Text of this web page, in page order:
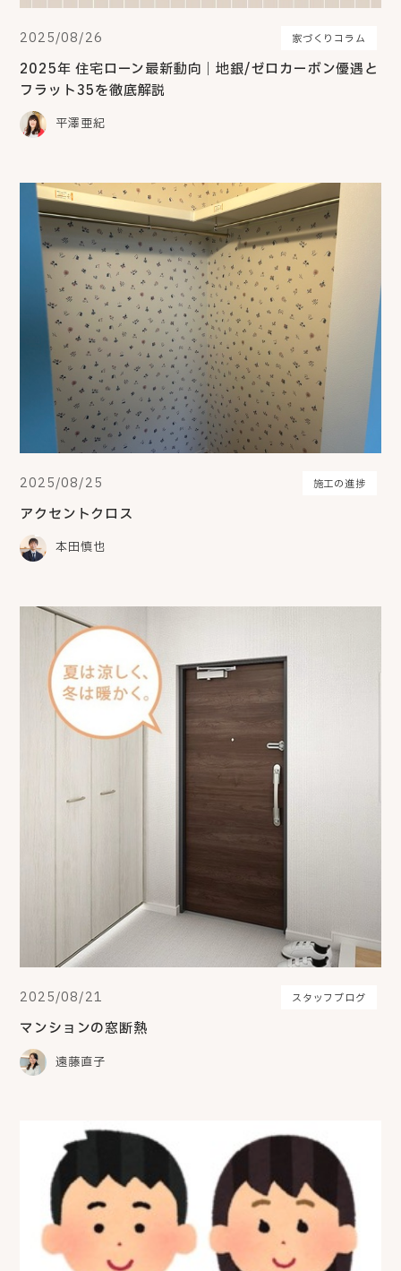
2025/08/26 家づくりコラム
2025年 住宅ローン最新動向｜地銀/ゼロカーボン優遇と
フラット35を徹底解説
平澤亜紀
2025/08/25 施工の進捗
アクセントクロス
本田慎也
2025/08/21 スタッフブログ
マンションの窓断熱
遠藤直子